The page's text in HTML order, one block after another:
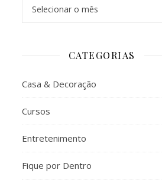
CATEGORIAS
Casa & Decoração
Cursos
Entretenimento
Fique por Dentro